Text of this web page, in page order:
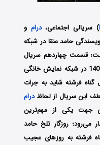
) سریالی اجتماعی،درام و
حامد عنقا در شبکه
خانگی محصول سال 1402 است؛ قسمت چهاردهم سریال
گناه فرشته جمعه 3 فروردین‌ماه سال 1403 در شبکه نمایش خانگی
گناه فرشته شاید به جرات
این سریال از لحاظدرام
جهت یکی از مهم‌ترین
روزگار تلخ حامد
فرشته به روزهای عجیب